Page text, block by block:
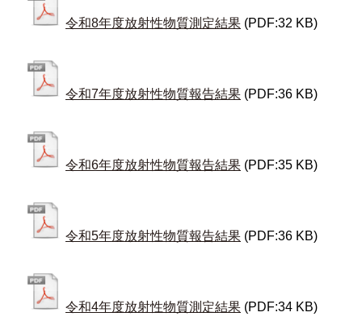
令和8年度放射性物質測定結果 (PDF:32 KB)
令和7年度放射性物質報告結果 (PDF:36 KB)
令和6年度放射性物質報告結果 (PDF:35 KB)
令和5年度放射性物質報告結果 (PDF:36 KB)
令和4年度放射性物質測定結果 (PDF:34 KB)